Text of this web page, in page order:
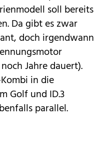
soll bereits
Da gibt es zwar
, doch irgendwann
Jahre dauert).
in die
Golf und ID.3
parallel.